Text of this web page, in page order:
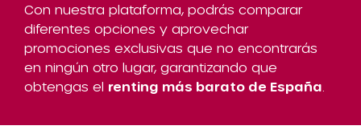
Con nuestra plataforma, podrás comparar
diferentes opciones y aprovechar
promociones exclusivas que no encontrarás
en ningún otro lugar, garantizando que
obtengas el renting más barato de España